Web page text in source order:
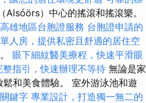
）中心的搖滾和搖滾樂。
高雄地區台胞證服務 台胞證申請的
人房，提供私密且舒適的居住空
眼下細紋醫美療程，快速平滑眼
指引，快速辦理不等待 無論是家
和美食體驗。 室外游泳池和遊
鍵字 專業設計，打造獨一無二的